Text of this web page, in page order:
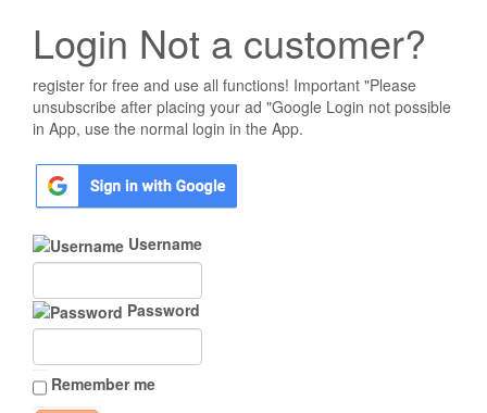
Login Not a customer?
register for free and use all functions! Important "Please
unsubscribe after placing your ad "Google Login not possible
in App, use the normal login in the App.
Username
Password
Remember me